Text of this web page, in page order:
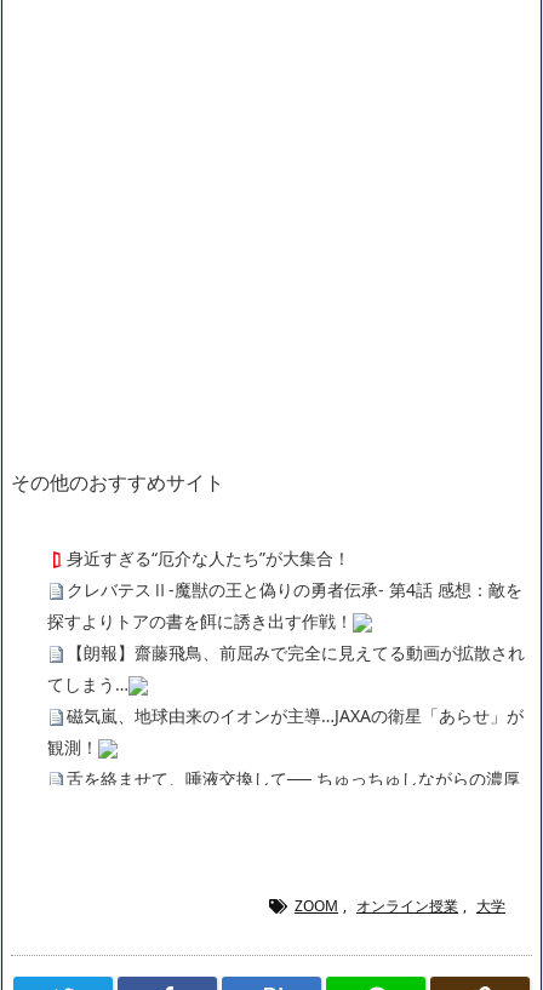
その他のおすすめサイト
身近すぎる“厄介な人たち”が大集合！
クレバテスⅡ-魔獣の王と偽りの勇者伝承- 第4話 感想：敵を
探すよりトアの書を餌に誘き出す作戦！
【朗報】齋藤飛鳥、前屈みで完全に見えてる動画が拡散され
てしまう…
磁気嵐、地球由来のイオンが主導…JAXAの衛星「あらせ」が
観測！
舌を絡ませて、唾液交換して── ちゅっちゅしながらの濃厚
広末涼子さん、正気に戻ってしまい絶望する・・・「アカ
ZOOM , オンライン授業 , 大学